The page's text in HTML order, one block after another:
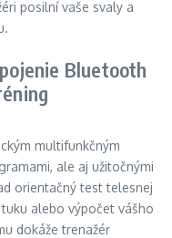
posilní vaše svaly a
Bluetooth
multifunkčným
ale aj užitočnými
orientačný test telesnej
alebo výpočet vášho
dokáže trenažér